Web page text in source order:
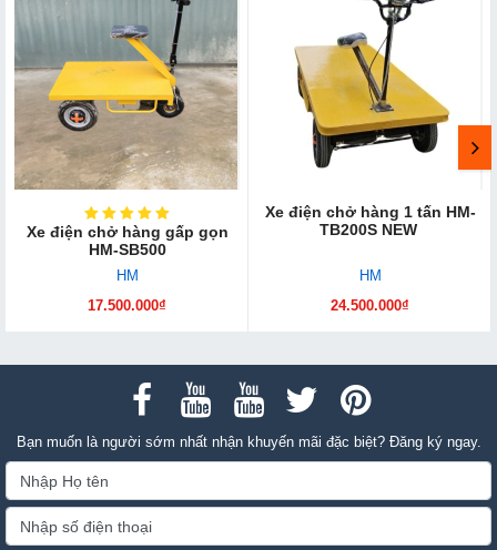
Xe điện chở hàng gấp gọn
HM-SB500
HM
17.500.000₫
Xe điện chở hàng 1 tấn HM-
TB200S NEW
HM
24.500.000₫
Bạn muốn là người sớm nhất nhận khuyến mãi đặc biệt? Đăng ký ngay.